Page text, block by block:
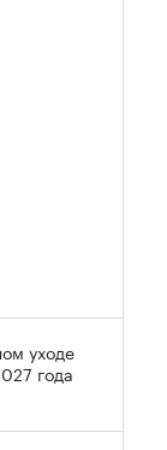
уходе
года